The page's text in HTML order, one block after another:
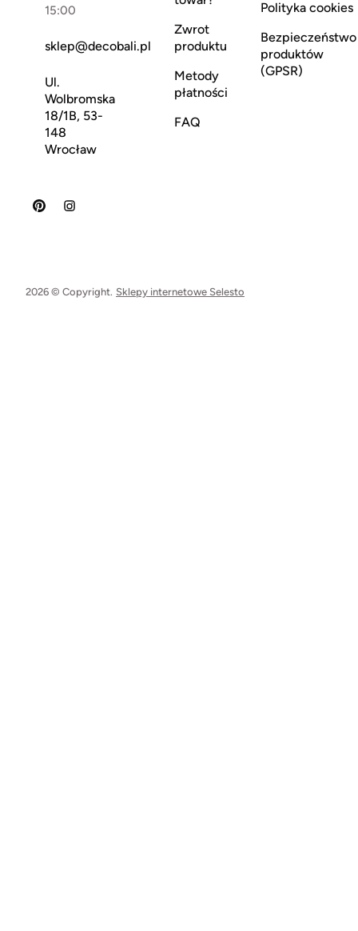
15:00
sklep@decobali.pl
Ul.
Wolbromska
18/1B, 53-
148
Wrocław
Zwrot
produktu
Metody
płatności
FAQ
Polityka cookies
Bezpieczeństwo
produktów
(GPSR)
2026 © Copyright. Sklepy internetowe Selesto